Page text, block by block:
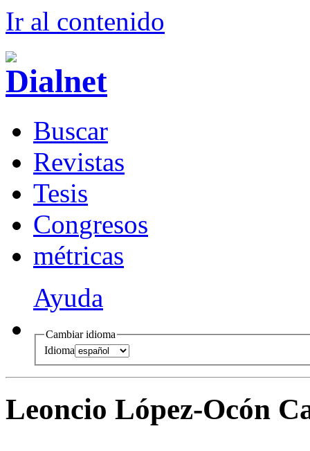
Ir al contenido
Buscar
Revistas
Tesis
Congresos
métricas
Ayuda
Cambiar idioma
Idioma
Leoncio López-Ocón